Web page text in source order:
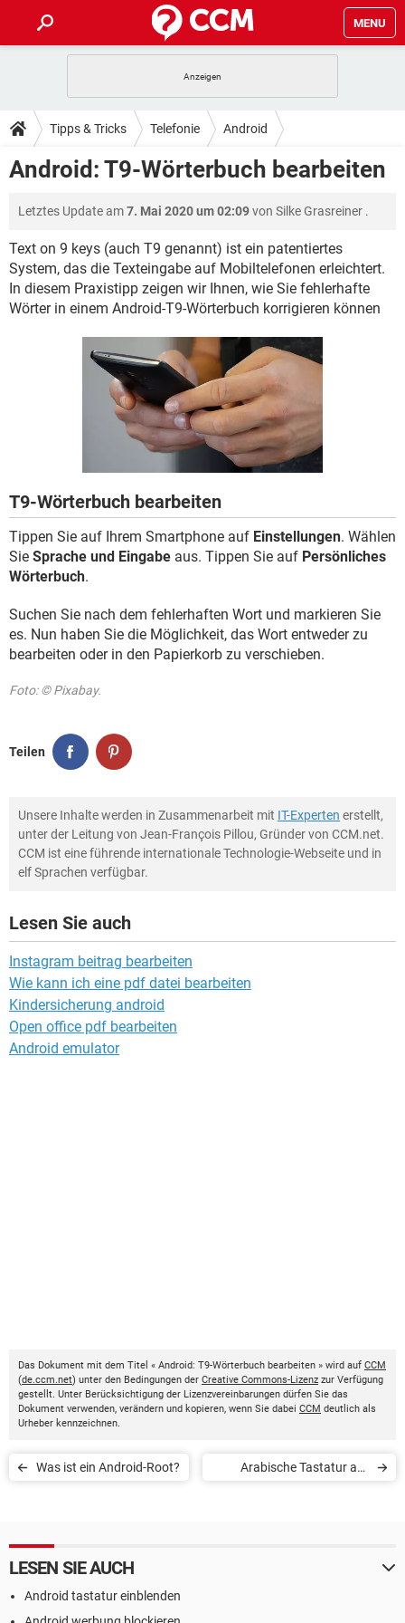
MENU
ANDROID IOS
WINDOWS 10 INSTAGRAM
TIPPS & TRICKS
SPIELE STREAMING
ANDROID IOS
WINDOWS 10 INSTAGRAM
WHATSAPP TIKTOK
FACEBOOK HARDWARE
DOWNLOADS
WINDOWS 10 INSTAGRAM
WHATSAPP TIKTOK
FORUM
SPIELE STREAMING
ANDROID IOS
WINDOWS 10 INSTAGRAM
TIKTOK
HARDWARE
LEXIKON
SPIELE STREAMING
INSTAGRAM
TIKTOK
HARDWARE
Tipps & Tricks Telefonie Android
Android: T9-Wörterbuch bearbeiten
Letztes Update am7. Mai 2020 um 02:09von Silke Grasreiner .
Text on 9 keys (auch T9 genannt) ist ein patentiertes
System, das die Texteingabe auf Mobiltelefonen erleichtert.
In diesem Praxistipp zeigen wir Ihnen, wie Sie fehlerhafte
Wörter in einem Android-T9-Wörterbuch korrigieren können
T9-Wörterbuch bearbeiten
Tippen Sie auf Ihrem Smartphone auf Einstellungen. Wählen
Sie Sprache und Eingabe aus. Tippen Sie auf Persönliches
Wörterbuch.
Suchen Sie nach dem fehlerhaften Wort und markieren Sie
es. Nun haben Sie die Möglichkeit, das Wort entweder zu
bearbeiten oder in den Papierkorb zu verschieben.
Foto: © Pixabay.
Teilen
Unsere Inhalte werden in Zusammenarbeit mit IT-Experten erstellt,
unter der Leitung von Jean-François Pillou, Gründer von CCM.net.
CCM ist eine führende internationale Technologie-Webseite und in
elf Sprachen verfügbar.
Lesen Sie auch
Instagram beitrag bearbeiten
Wie kann ich eine pdf datei bearbeiten
Kindersicherung android
Open office pdf bearbeiten
Android emulator
Das Dokument mit dem Titel « Android: T9-Wörterbuch bearbeiten » wird auf CCM
(de.ccm.net) unter den Bedingungen der Creative Commons-Lizenz zur Verfügung
gestellt. Unter Berücksichtigung der Lizenzvereinbarungen dürfen Sie das
Dokument verwenden, verändern und kopieren, wenn Sie dabei CCM deutlich als
Urheber kennzeichnen.
Was ist ein Android-Root?
Arabische Tastatur auf
LESEN SIE AUCH
Android tastatur einblenden